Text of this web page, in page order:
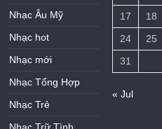
Nhạc Âu Mỹ
Nhạc hot
Nhạc mới
Nhạc Tổng Hợp
Nhạc Trẻ
17
18
24
25
31
« Jul